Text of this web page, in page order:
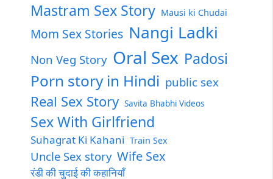
Mastram Sex Story Mausi ki Chudai
Mom Sex Stories Nangi Ladki
Non Veg Story Oral Sex Padosi
Porn story in Hindi public sex
Real Sex Story Savita Bhabhi Videos
Sex With Girlfriend
Suhagrat Ki Kahani Train Sex
Uncle Sex story Wife Sex
रंडी की चुदाई की कहानियाँ